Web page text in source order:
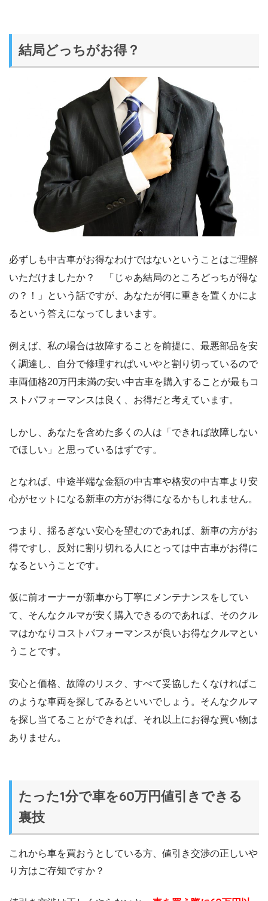
結局どっちがお得？
必ずしも中古車がお得なわけではないということはご理解
いただけましたか？ 「じゃあ結局のところどっちが得な
の？！」という話ですが、あなたが何に重きを置くかによ
るという答えになってしまいます。
例えば、私の場合は故障することを前提に、最悪部品を安
く調達し、自分で修理すればいいやと割り切っているので
車両価格20万円未満の安い中古車を購入することが最もコ
ストパフォーマンスは良く、お得だと考えています。
しかし、あなたを含めた多くの人は「できれば故障しない
でほしい」と思っているはずです。
となれば、中途半端な金額の中古車や格安の中古車より安
心がセットになる新車の方がお得になるかもしれません。
つまり、揺るぎない安心を望むのであれば、新車の方がお
得ですし、反対に割り切れる人にとっては中古車がお得に
なるということです。
仮に前オーナーが新車から丁寧にメンテナンスをしてい
て、そんなクルマが安く購入できるのであれば、そのクル
マはかなりコストパフォーマンスが良いお得なクルマとい
うことです。
安心と価格、故障のリスク、すべて妥協したくなければこ
のような車両を探してみるといいでしょう。そんなクルマ
を探し当てることができれば、それ以上にお得な買い物は
ありません。
たった1分で車を60万円値引きできる
裏技
これから車を買おうとしている方、値引き交渉の正しいや
り方はご存知ですか？